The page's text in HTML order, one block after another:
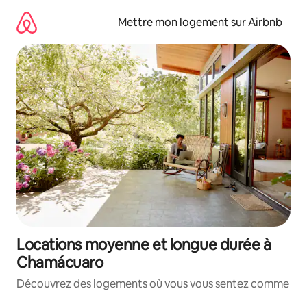
directement
contenu
Mettre mon logement sur Airbnb
Locations moyenne et longue durée à
Chamácuaro
Découvrez des logements où vous vous sentez comme